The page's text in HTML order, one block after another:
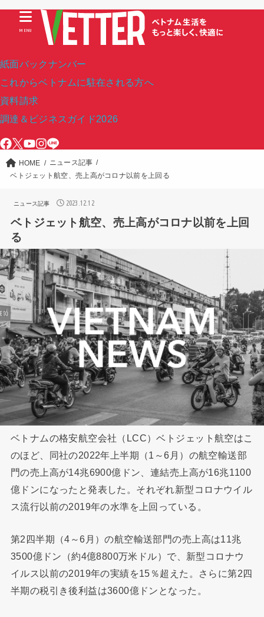
紙面バックナンバー
これからベトナムに駐在される方へ
資料請求
調達＆ビジネスガイド2026
MENU
HOME
ニュース記事
ベトジェット航空、売上高がコロナ以前を上回る
ニュース記事 2023.12.12
ベトジェット航空、売上高がコロナ以前を上回
る
ベトナムの格安航空会社（LCC）ベトジェット航空はこ
のほど、同社の2022年上半期（1～6月）の航空輸送部
門の売上高が14兆6900億ドン、連結売上高が16兆1100
億ドンになったと発表した。それぞれ新型コロナウイル
ス流行以前の2019年の水準を上回っている。
第2四半期（4～6月）の航空輸送部門の売上高は11兆
3500億ドン（約4億8800万米ドル）で、新型コロナウ
イルス以前の2019年の実績を15％超えた。さらに第2四
半期の税引き後利益は3600億ドンとなった。